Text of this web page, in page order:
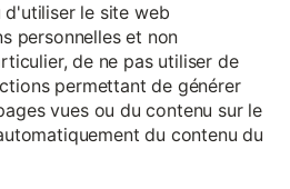
d'utiliser le site web
personnelles et non
de ne pas utiliser de
permettant de générer
vues ou du contenu sur le
du contenu du